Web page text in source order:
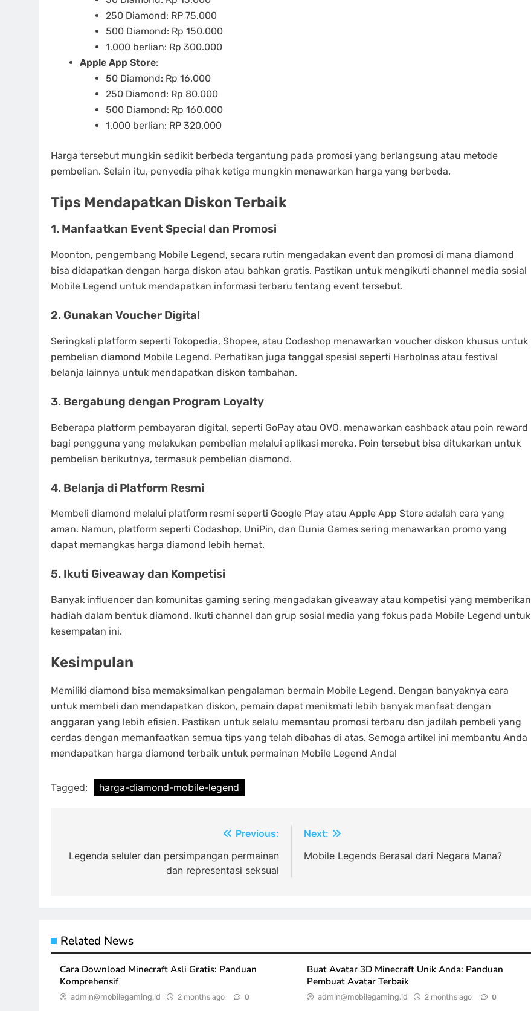
250 Diamond: RP 75.000
500 Diamond: Rp 150.000
1.000 berlian: Rp 300.000
Apple App Store:
50 Diamond: Rp 16.000
250 Diamond: Rp 80.000
500 Diamond: Rp 160.000
1.000 berlian: RP 320.000
Harga tersebut mungkin sedikit berbeda tergantung pada promosi yang berlangsung atau metode
pembelian. Selain itu, penyedia pihak ketiga mungkin menawarkan harga yang berbeda.
Tips Mendapatkan Diskon Terbaik
1. Manfaatkan Event Special dan Promosi
Moonton, pengembang Mobile Legend, secara rutin mengadakan event dan promosi di mana diamond
bisa didapatkan dengan harga diskon atau bahkan gratis. Pastikan untuk mengikuti channel media sosial
Mobile Legend untuk mendapatkan informasi terbaru tentang event tersebut.
2. Gunakan Voucher Digital
Seringkali platform seperti Tokopedia, Shopee, atau Codashop menawarkan voucher diskon khusus untuk
pembelian diamond Mobile Legend. Perhatikan juga tanggal spesial seperti Harbolnas atau festival
belanja lainnya untuk mendapatkan diskon tambahan.
3. Bergabung dengan Program Loyalty
Beberapa platform pembayaran digital, seperti GoPay atau OVO, menawarkan cashback atau poin reward
bagi pengguna yang melakukan pembelian melalui aplikasi mereka. Poin tersebut bisa ditukarkan untuk
pembelian berikutnya, termasuk pembelian diamond.
4. Belanja di Platform Resmi
Membeli diamond melalui platform resmi seperti Google Play atau Apple App Store adalah cara yang
aman. Namun, platform seperti Codashop, UniPin, dan Dunia Games sering menawarkan promo yang
dapat memangkas harga diamond lebih hemat.
5. Ikuti Giveaway dan Kompetisi
Banyak influencer dan komunitas gaming sering mengadakan giveaway atau kompetisi yang memberikan
hadiah dalam bentuk diamond. Ikuti channel dan grup sosial media yang fokus pada Mobile Legend untuk
kesempatan ini.
Kesimpulan
Memiliki diamond bisa memaksimalkan pengalaman bermain Mobile Legend. Dengan banyaknya cara
untuk membeli dan mendapatkan diskon, pemain dapat menikmati lebih banyak manfaat dengan
anggaran yang lebih efisien. Pastikan untuk selalu memantau promosi terbaru dan jadilah pembeli yang
cerdas dengan memanfaatkan semua tips yang telah dibahas di atas. Semoga artikel ini membantu Anda
mendapatkan harga diamond terbaik untuk permainan Mobile Legend Anda!
Tagged: harga-diamond-mobile-legend
navigation
Previous:
Legenda seluler dan persimpangan permainan
dan representasi seksual
Next:
Mobile Legends Berasal dari Negara Mana?
Related News
Cara Download Minecraft Asli Gratis: Panduan
Komprehensif
admin@mobilegaming.id 2 months ago 0
Buat Avatar 3D Minecraft Unik Anda: Panduan
Pembuat Avatar Terbaik
admin@mobilegaming.id 2 months ago 0